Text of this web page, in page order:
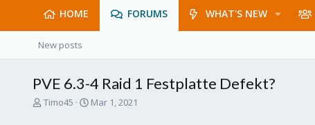
HOME FORUMS WHAT'S NEW
New posts
PVE 6.3-4 Raid 1 Festplatte Defekt?
T
Timo45
S
Mar 1, 2021